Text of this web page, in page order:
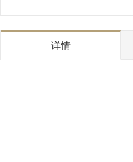
详情